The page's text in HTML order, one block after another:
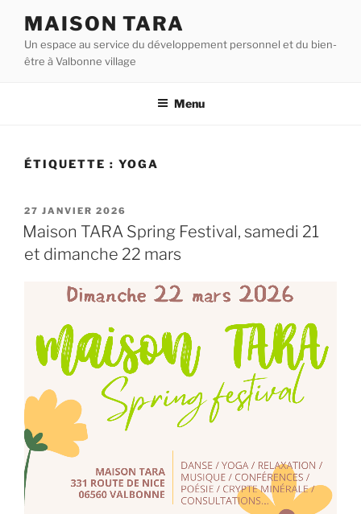
contenu
principal
MAISON TARA
Un espace au service du développement personnel et du bien-
être à Valbonne village
Menu
ÉTIQUETTE : YOGA
PUBLIÉ
LE
27 JANVIER 2026
Maison TARA Spring Festival, samedi 21
et dimanche 22 mars